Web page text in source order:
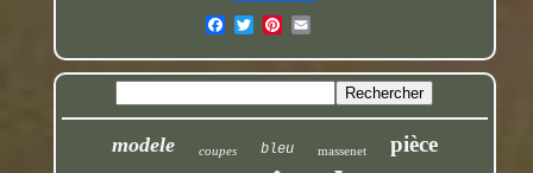
modele coupes bleu massenet pièce